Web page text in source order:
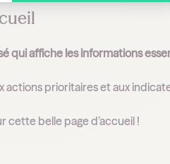
qui affiche les informations
prioritaires et aux
cette belle page d’accueil !